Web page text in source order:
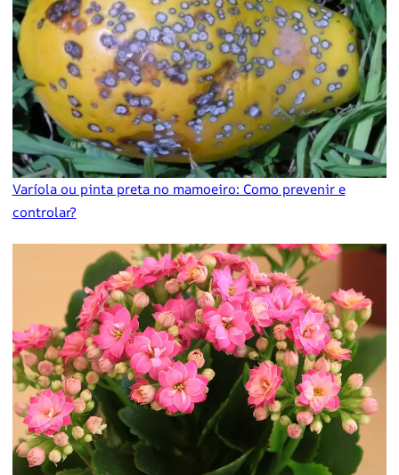
Varíola ou pinta preta no mamoeiro: Como prevenir e
controlar?